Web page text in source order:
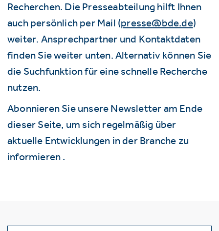
Recherchen. Die Presseabteilung hilft Ihnen
auch persönlich per Mail (presse@bde.de)
weiter. Ansprechpartner und Kontaktdaten
finden Sie weiter unten. Alternativ können Sie
die Suchfunktion für eine schnelle Recherche
nutzen.
Abonnieren Sie unsere Newsletter am Ende
dieser Seite, um sich regelmäßig über
aktuelle Entwicklungen in der Branche zu
informieren .